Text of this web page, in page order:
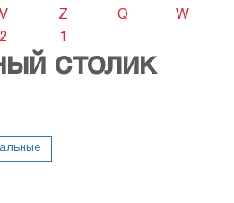
V Z Q
W
2 1
столик